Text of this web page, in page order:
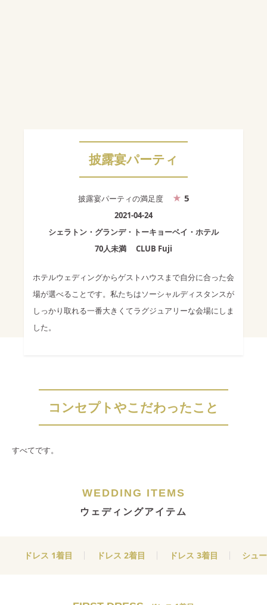
披露宴パーティ
披露宴パーティの満足度 5
2021-04-24
シェラトン・グランデ・トーキョーベイ・ホテル
70人未満
CLUB Fuji
ホテルウェディングからゲストハウスまで自分に合った会
場が選べることです。私たちはソーシャルディスタンスが
しっかり取れる一番大きくてラグジュアリーな会場にしま
した。
コンセプトやこだわったこと
すべてです。
WEDDING ITEMS
ウェディングアイテム
ドレス 1着目 ドレス 2着目 ドレス 3着目 シュ